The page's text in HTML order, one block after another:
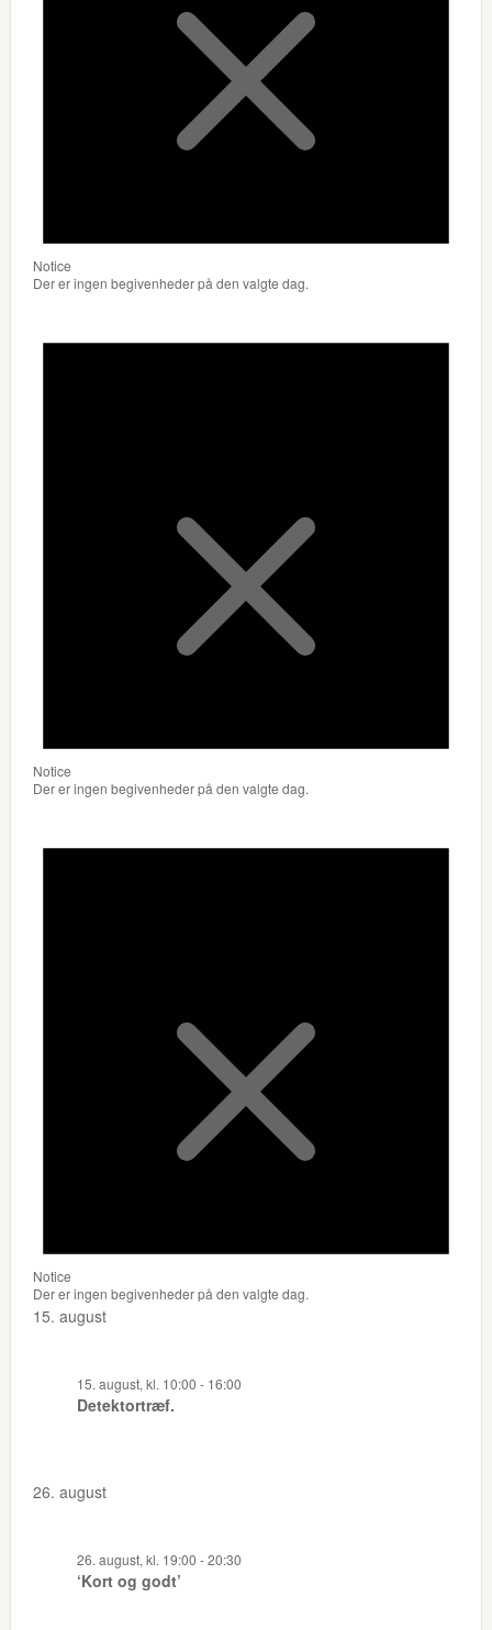
Notice
Der er ingen begivenheder på den valgte dag.
Notice
Der er ingen begivenheder på den valgte dag.
Notice
Der er ingen begivenheder på den valgte dag.
15. august
15. august, kl. 10:00 - 16:00
Detektortræf.
26. august
26. august, kl. 19:00 -20:30
‘Kort og godt’